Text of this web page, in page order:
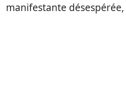
manifestante désespérée,